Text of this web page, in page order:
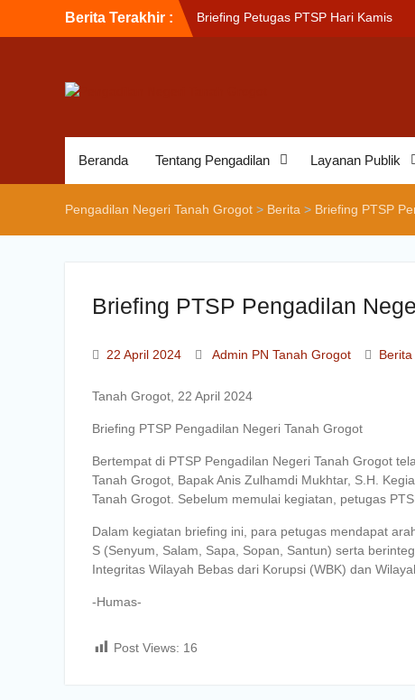
Berita Terakhir :
Briefing Petugas PTSP Hari Kamis
Beranda Tentang Pengadilan Layanan Publik
Pengadilan Negeri Tanah Grogot > Berita > Briefing PTSP
Briefing PTSP Pengadilan
22 April 2024 Admin PN Tanah Grogot Berita
Tanah Grogot, 22 April 2024
Briefing PTSP Pengadilan Negeri Tanah Grogot
Bertempat di PTSP Pengadilan Negeri Tanah Grogot
Tanah Grogot, Bapak Anis Zulhamdi Mukhtar, S.H.
Tanah Grogot. Sebelum memulai kegiatan, petugas
Dalam kegiatan briefing ini, para petugas mendapat
S (Senyum, Salam, Sapa, Sopan, Santun) serta
Integritas Wilayah Bebas dari Korupsi (WBK) dan
-Humas-
Post Views: 16